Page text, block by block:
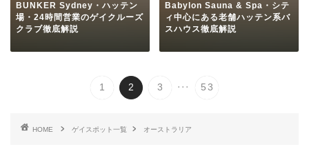
BUNKER Sydney・ハッテン
場・24時間営業のゲイクルーズ
クラブ徹底解説
Babylon Sauna & Spa・シテ
ィ中心にある老舗ハッテン系バ
スハウス徹底解説
1 2 3 ... 53
HOME ゲイスポット一覧 オーストラリア